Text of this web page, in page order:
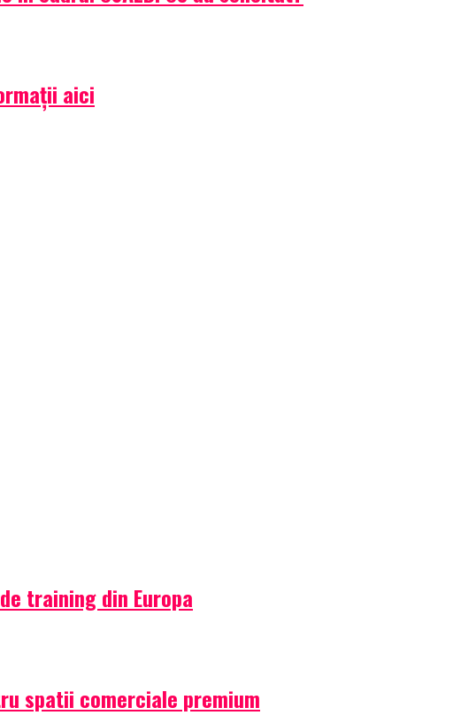
aici
training din Europa
spatii comerciale premium